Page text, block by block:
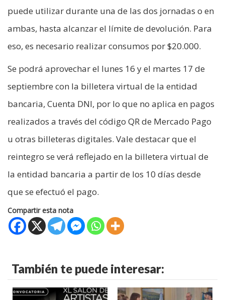
puede utilizar durante una de las dos jornadas o en
ambas, hasta alcanzar el límite de devolución. Para
eso, es necesario realizar consumos por $20.000.
Se podrá aprovechar el lunes 16 y el martes 17 de
septiembre con la billetera virtual de la entidad
bancaria, Cuenta DNI, por lo que no aplica en pagos
realizados a través del código QR de Mercado Pago
u otras billeteras digitales. Vale destacar que el
reintegro se verá reflejado en la billetera virtual de
la entidad bancaria a partir de los 10 días desde
que se efectuó el pago.
Compartir esta nota
También te puede interesar: